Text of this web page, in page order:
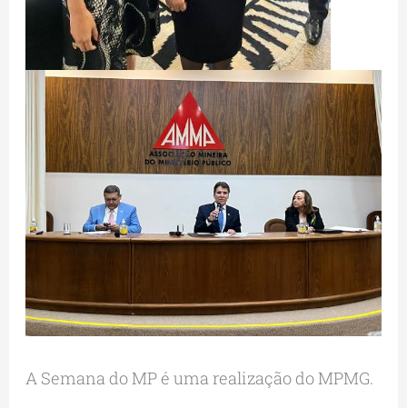
A Semana do MP é uma realização do MPMG.